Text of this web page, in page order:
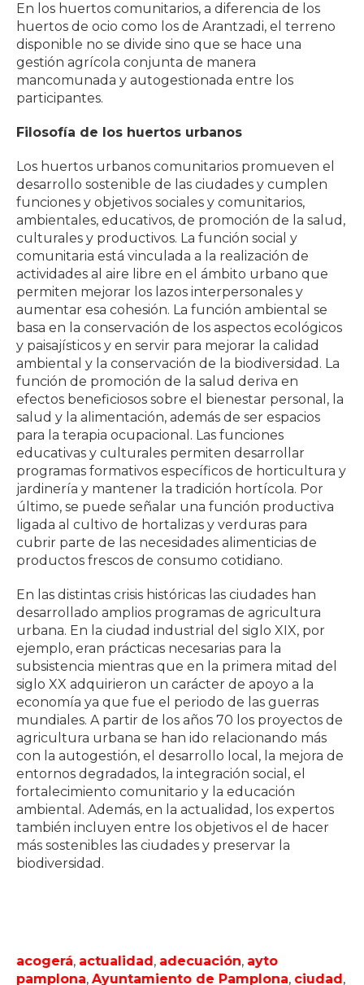
En los huertos comunitarios, a diferencia de los
huertos de ocio como los de Arantzadi, el terreno
disponible no se divide sino que se hace una
gestión agrícola conjunta de manera
mancomunada y autogestionada entre los
participantes.
Filosofía de los huertos urbanos
Los huertos urbanos comunitarios promueven el
desarrollo sostenible de las ciudades y cumplen
funciones y objetivos sociales y comunitarios,
ambientales, educativos, de promoción de la salud,
culturales y productivos. La función social y
comunitaria está vinculada a la realización de
actividades al aire libre en el ámbito urbano que
permiten mejorar los lazos interpersonales y
aumentar esa cohesión. La función ambiental se
basa en la conservación de los aspectos ecológicos
y paisajísticos y en servir para mejorar la calidad
ambiental y la conservación de la biodiversidad. La
función de promoción de la salud deriva en
efectos beneficiosos sobre el bienestar personal, la
salud y la alimentación, además de ser espacios
para la terapia ocupacional. Las funciones
educativas y culturales permiten desarrollar
programas formativos específicos de horticultura y
jardinería y mantener la tradición hortícola. Por
último, se puede señalar una función productiva
ligada al cultivo de hortalizas y verduras para
cubrir parte de las necesidades alimenticias de
productos frescos de consumo cotidiano.
En las distintas crisis históricas las ciudades han
desarrollado amplios programas de agricultura
urbana. En la ciudad industrial del siglo XIX, por
ejemplo, eran prácticas necesarias para la
subsistencia mientras que en la primera mitad del
siglo XX adquirieron un carácter de apoyo a la
economía ya que fue el periodo de las guerras
mundiales. A partir de los años 70 los proyectos de
agricultura urbana se han ido relacionando más
con la autogestión, el desarrollo local, la mejora de
entornos degradados, la integración social, el
fortalecimiento comunitario y la educación
ambiental. Además, en la actualidad, los expertos
también incluyen entre los objetivos el de hacer
más sostenibles las ciudades y preservar la
biodiversidad.
acogerá, actualidad , adecuación, ayto
pamplona, Ayuntamiento de Pamplona, ciudad ,